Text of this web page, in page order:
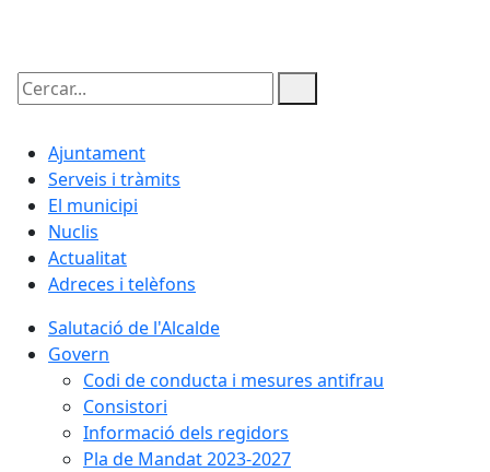
Cercar:
Ajuntament
Serveis i tràmits
El municipi
Nuclis
Actualitat
Adreces i telèfons
Salutació de l'Alcalde
Govern
Codi de conducta i mesures antifrau
Consistori
Informació dels regidors
Pla de Mandat 2023-2027